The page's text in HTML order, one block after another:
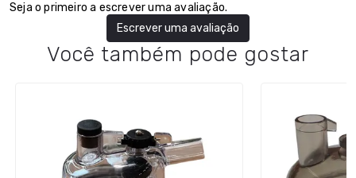
Seja o primeiro a escrever uma avaliação.
Escrever uma avaliação
Você também pode gostar